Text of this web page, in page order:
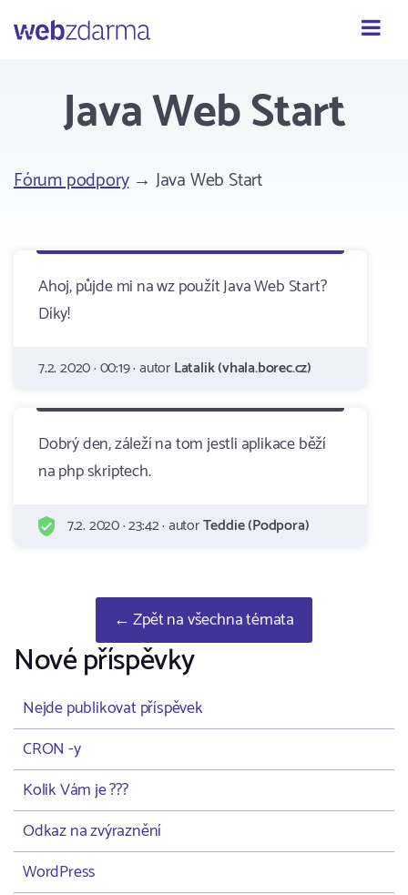
Webzdarma
Java Web Start
Fórum podpory→ Java Web Start
Ahoj, půjde mi na wz použít Java Web Start?
Díky!
7.2. 2020 · 00:19 · autorLatalik (vhala.borec.cz)
Dobrý den, záleží na tom jestli aplikace běží
na php skriptech.
7.2. 2020 · 23:42 · autorTeddie (Podpora)
← Zpět na všechna témata
Nové příspěvky
Nejde publikovat příspěvek
CRON -y
Kolik Vám je ???
Odkaz na zvýraznění
WordPress